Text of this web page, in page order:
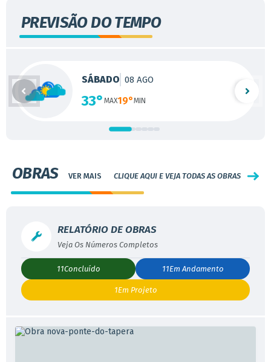
PREVISÃO DO TEMPO
SÁBADO 08 AGO
33° 19°
OBRAS CLIQUE AQUI E VEJA TODAS AS OBRAS
RELATÓRIO DE OBRAS
11Concluído 11Em Andamento
1Em Projeto